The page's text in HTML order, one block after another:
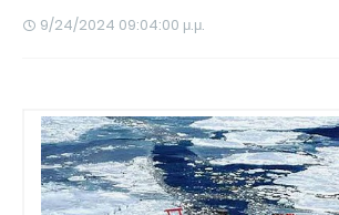
9/24/2024 09:04:00 μ.μ.